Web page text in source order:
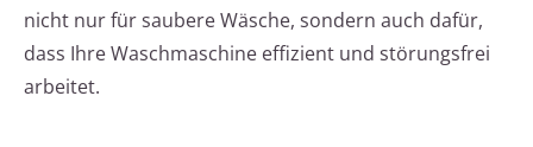
nicht nur für saubere Wäsche, sondern auch dafür,
dass Ihre Waschmaschine effizient und störungsfrei
arbeitet.